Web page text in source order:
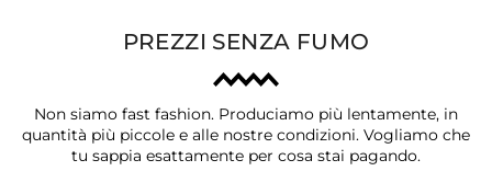
PREZZI SENZA FUMO
Non siamo fast fashion. Produciamo più lentamente, in
quantità più piccole e alle nostre condizioni. Vogliamo che
tu sappia esattamente per cosa stai pagando.